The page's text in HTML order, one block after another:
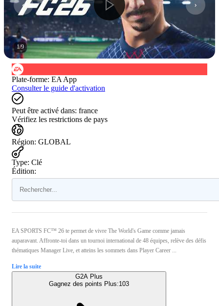
1/9
Plate-forme: EA App
Consulter le guide d'activation
Peut être activé dans: france
Vérifiez les restrictions de pays
Région: GLOBAL
Type: Clé
Édition:
EA SPORTS FC™ 26 te permet de vivre The World's Game comme jamais
auparavant. Affronte-toi dans un tournoi international de 48 équipes, relève des défis
thématiques Manager Live, et atteins les sommets dans Player Career ...
Lire la suite
G2A Plus
Gagnez des points Plus:103